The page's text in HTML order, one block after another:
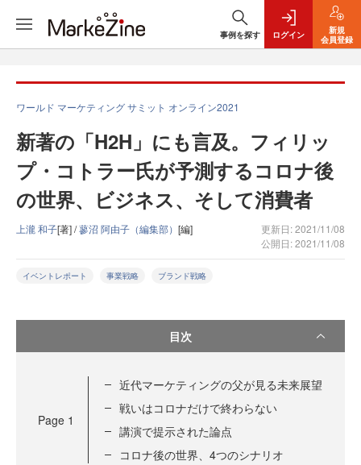
事例を探す ログイン
新規
会員登録
ワールド マーケティング サミット オンライン2021
新著の「H2H」にも言及。フィリッ
プ・コトラー氏が予測するコロナ後
の世界、ビジネス、そして消費者
上瀧 和子[著] /蓼沼 阿由子（編集部） [編]
更新日: 2021/11/08
公開日: 2021/11/08
イベントレポート 事業戦略 ブランド戦略
目次
Page 1
近代マーケティングの父が見る未来展望
戦いはコロナだけで終わらない
講演で提示された論点
コロナ後の世界、4つのシナリオ